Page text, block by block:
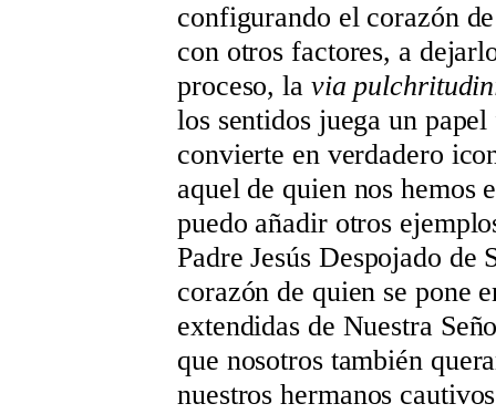
configurando el corazón
con otros factores, a
proceso, la via
los sentidos juega un
convierte en verdadero
aquel de quien nos hemos
puedo añadir otros
Padre Jesús Despojado
corazón de quien se pone
extendidas de Nuestra
que nosotros también
nuestros hermanos